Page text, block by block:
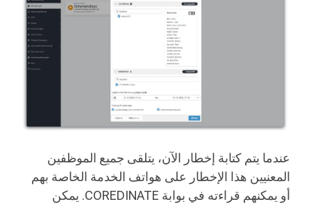
عندما يتم كتابة إخطار الآن، يتلقى جميع الموظفين
المعنيين هذا الإخطار على هواتف الخدمة الخاصة بهم
أو يمكنهم قراءته في بوابة COREDINATE. يمكن